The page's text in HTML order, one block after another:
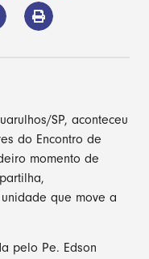
SP, aconteceu
do Encontro de
momento de
que move a
pelo Pe. Edson